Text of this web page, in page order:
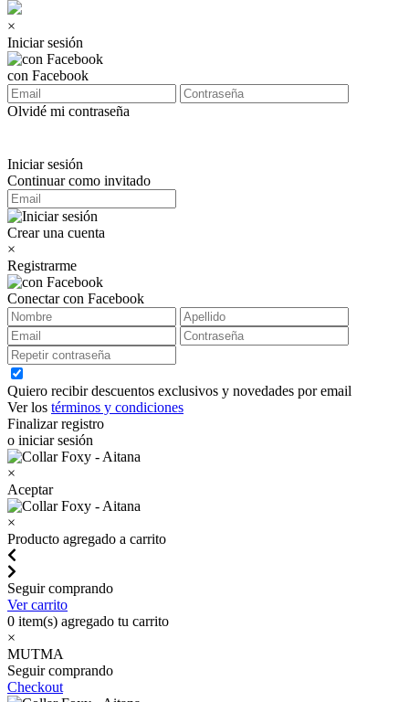
×
Iniciar sesión
con Facebook
Olvidé mi contraseña
Iniciar sesión
Continuar como invitado
Crear una cuenta
×
Registrarme
Conectar con Facebook
Quiero recibir descuentos exclusivos y novedades por email
Ver los términos y condiciones
Finalizar registro
o iniciar sesión
×
Aceptar
×
Producto agregado a carrito
Seguir comprando
Ver carrito
0 item(s) agregado tu carrito
×
MUTMA
Seguir comprando
Checkout